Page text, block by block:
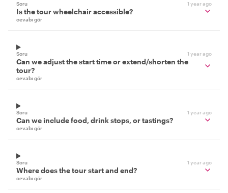
Soru 1 year ago
Is the tour wheelchair accessible?
cevabı gör
Soru 1 year ago
Can we adjust the start time or extend/shorten the
tour?
cevabı gör
Soru 1 year ago
Can we include food, drink stops, or tastings?
cevabı gör
Soru 1 year ago
Where does the tour start and end?
cevabı gör